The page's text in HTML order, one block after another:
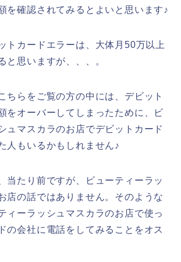
を確認されてみるとよいと思います♪
トカードエラーは、大体月50万以上
と思いますが、、、。
ちらをご覧の方の中には、デビット
をオーバーしてしまったために、ビ
ュマスカラのお店でデビットカード
人もいるかもしれません♪
当たり前ですが、ビューティーラッ
店の話ではありません。そのような
ィーラッシュマスカラのお店で使っ
の会社に電話をしてみることをオス